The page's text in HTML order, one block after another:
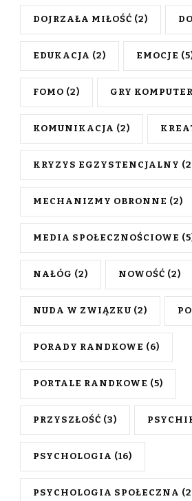
DOJRZAŁA MIŁOŚĆ (2)
EDUKACJA (2) EMOCJE
FOMO (2) GRY
KOMUNIKACJA (2)
KRYZYS EGZYSTENCJALNY
MECHANIZMY OBRONNE (2)
MEDIA SPOŁECZNOŚCIOWE
NAŁÓG (2) NOWOŚĆ (2)
NUDA W ZWIĄZKU (2)
PORADY RANDKOWE (6)
PORTALE RANDKOWE (5)
PRZYSZŁOŚĆ (3)
PSYCHOLOGIA (16)
PSYCHOLOGIA SPOŁECZNA